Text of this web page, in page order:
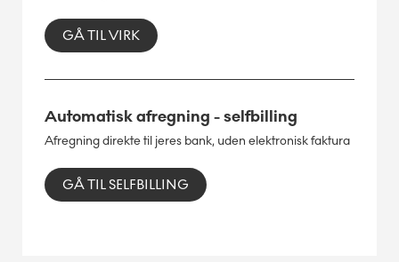
GÅ TIL VIRK
Automatisk afregning - selfbilling
Afregning direkte til jeres bank, uden elektronisk faktura
GÅ TIL SELFBILLING